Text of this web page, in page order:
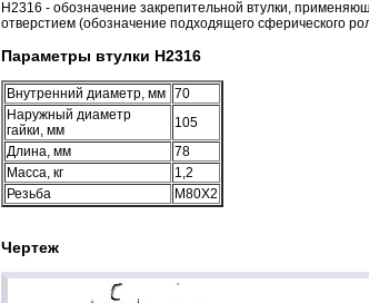
H2316 - обозначение закрепительной втулки,
отверстием (обозначение подходящего сферического
Параметры втулки H2316
Внутренний диаметр, мм 70
Наружный диаметр
гайки, мм
105
Длина, мм
78
Масса, кг
1,2
Резьба
M80X2
Чертеж